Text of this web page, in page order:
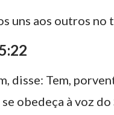
uns aos outros no
disse: Tem,
obedeça à voz